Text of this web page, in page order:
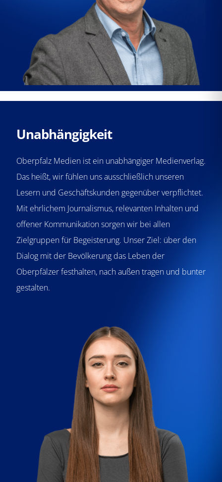
Unabhängigkeit
Oberpfalz Medien ist ein unabhängiger Medienverlag.
Das heißt, wir fühlen uns ausschließlich unseren
Lesern und Geschäftskunden gegenüber verpflichtet.
Mit ehrlichem Journalismus, relevanten Inhalten und
offener Kommunikation sorgen wir bei allen
Zielgruppen für Begeisterung. Unser Ziel: über den
Dialog mit der Bevölkerung das Leben der
Oberpfälzer festhalten, nach außen tragen und bunter
gestalten.